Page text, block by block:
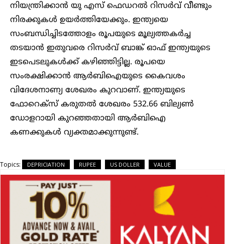
നിയന്ത്രിക്കാൻ യു എസ് ഫെഡറൽ റിസർവ് വീണ്ടും
നിരക്കുകൾ ഉയർത്തിയേക്കും. ഇന്ത്യയെ
സംബന്ധിച്ചിടത്തോളം രൂപയുടെ മൂല്യത്തകർച്ച
തടയാൻ ഇതുവരെ റിസർവ് ബാങ്ക് ഓഫ് ഇന്ത്യയുടെ
ഇടപെടലുകൾക്ക് കഴിഞ്ഞിട്ടില്ല. രൂപയെ
സംരക്ഷിക്കാൻ ആർബിഐയുടെ കൈവശം
വിദേശനാണ്യ ശേഖരം കുറവാണ്. ഇന്ത്യയുടെ
ഫോറെക്സ് കരുതൽ ശേഖരം 532.66 ബില്യൺ
ഡോളറായി കുറഞ്ഞതായി ആർബിഐ
കണക്കുകൾ വ്യക്തമാക്കുന്നുണ്ട്.
Topics: DEPRICIATION RUPEE US DOLLER VALUE